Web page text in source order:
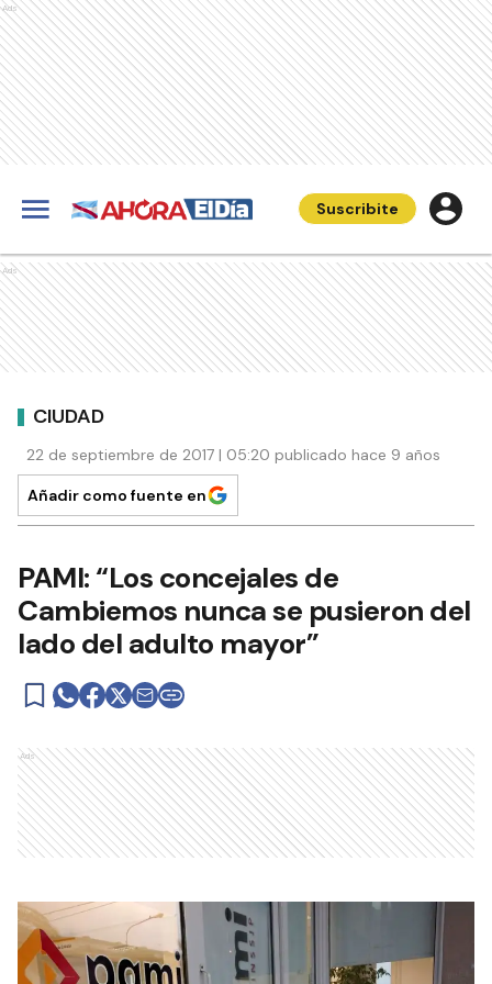
Ads
Suscribite
Ads
CIUDAD
22 de septiembre de 2017 | 05:20 publicado hace 9 años
Añadir como fuente en
PAMI: “Los concejales de
Cambiemos nunca se pusieron del
lado del adulto mayor”
Ads